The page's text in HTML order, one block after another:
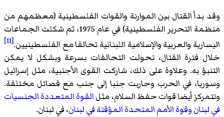
وقد بدأ القتال بين الموارنة والقوات الفلسطينية (معظمهم من
منظمة التحرير الفلسطينية) في عام 1975، ثم شكلت الجماعات
اليسارية والعربية والإسلامية اللبنانية تحالفا مع الفلسطينيين.[11]
خلال فترة القتال، تحولت التحالفات بسرعة وبشكل لا يمكن
التنبؤ به. وعلاوة على ذلك، شاركت القوى الأجنبية، مثل إسرائيل
وسوريا، في الحرب وحاربت جنبا إلى جنب مع فصائل مختلفة.
وتتمركز أيضا قوات حفظ السلام، مثلالقوة المتعددة الجنسيات
في لبنانوقوة الأمم المتحدة المؤقتة في لبنان، في لبنان.